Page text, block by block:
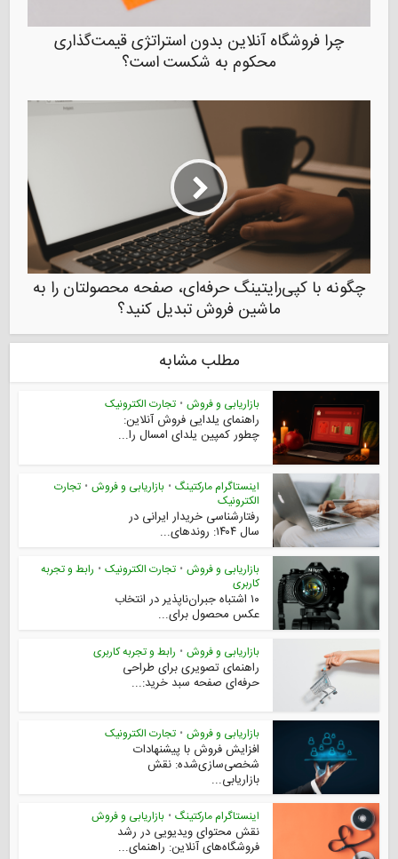
چرا فروشگاه آنلاین بدون استراتژی قیمت‌گذاری
محکوم به شکست است؟
چگونه با کپی‌رایتینگ حرفه‌ای، صفحه محصولتان را به
ماشین فروش تبدیل کنید؟
مطلب مشابه
بازاریابی و فروش • تجارت الکترونیک
راهنمای یلدایی فروش آنلاین:
چطور کمپین یلدای امسال را...
اینستاگرام مارکتینگ • بازاریابی و فروش • تجارت
الکترونیک
رفتارشناسی خریدار ایرانی در
سال ۱۴۰۴: روندهای...
بازاریابی و فروش • تجارت الکترونیک • رابط و تجربه
کاربری
۱۰ اشتباه جبران‌ناپذیر در انتخاب
عکس محصول برای...
بازاریابی و فروش • رابط و تجربه کاربری
راهنمای تصویری برای طراحی
حرفه‌ای صفحه سبد خرید:...
بازاریابی و فروش • تجارت الکترونیک
افزایش فروش با پیشنهادات
شخصی‌سازی‌شده: نقش
بازاریابی...
اینستاگرام مارکتینگ • بازاریابی و فروش
نقش محتوای ویدیویی در رشد
فروشگاه‌های آنلاین: راهنمای...